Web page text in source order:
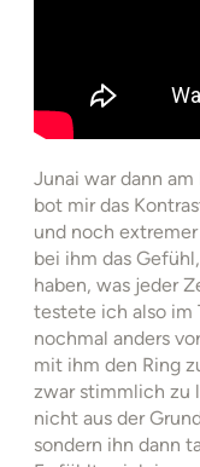
Junai war dann
bot mir das
und noch
bei ihm das
haben, was jeder
testete ich also im
nochmal anders
mit ihm den Ring
zwar stimmlich zu
nicht aus der
sondern ihn dann